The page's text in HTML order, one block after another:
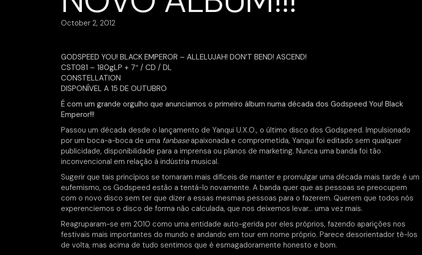
October 2, 2012
GODSPEED YOU! BLACK EMPEROR – ALLELUJAH! DON’T BEND! ASCEND!
CST081 – 180gLP + 7″ / CD / DL
CONSTELLATION
DISPONÍVEL A 15 DE OUTUBRO
É com um grande orgulho que anunciamos o primeiro álbum numa década dos Godspeed You! Black
Emperor!!!
Passou um década desde o lançamento de Yanqui U.X.O., o último disco dos Godspeed. Impulsionado
por um boca-a-boca de uma fanbaseapaixonada e comprometida, Yanqui foi editado sem qualquer
publicidade, disponibilidade para a imprensa ou planos de marketing. Nunca uma banda foi tão
inconvencional em relação à indústria musical.
Sugerir que tais princípios se tornaram mais difíceis de manter e promulgar uma década mais tarde é um
eufemismo, os Godspeed estão a tentá-lo novamente. A banda quer que as pessoas se preocupem
com o novo disco sem ter que dizer a essas mesmas pessoas para o fazerem. Querem que todos nós
experenciemos o disco de forma não calculada, que nos deixemos levar… uma vez mais.
Reagruparam-se em 2010 como uma entidade auto-gerida por eles próprios, fazendo aparições nos
festivais mais importantes do mundo e andando em tour em nome próprio. Parece desorientador tê-los
de volta, mas acima de tudo sentimos que é esmagadoramente honesto e bom.